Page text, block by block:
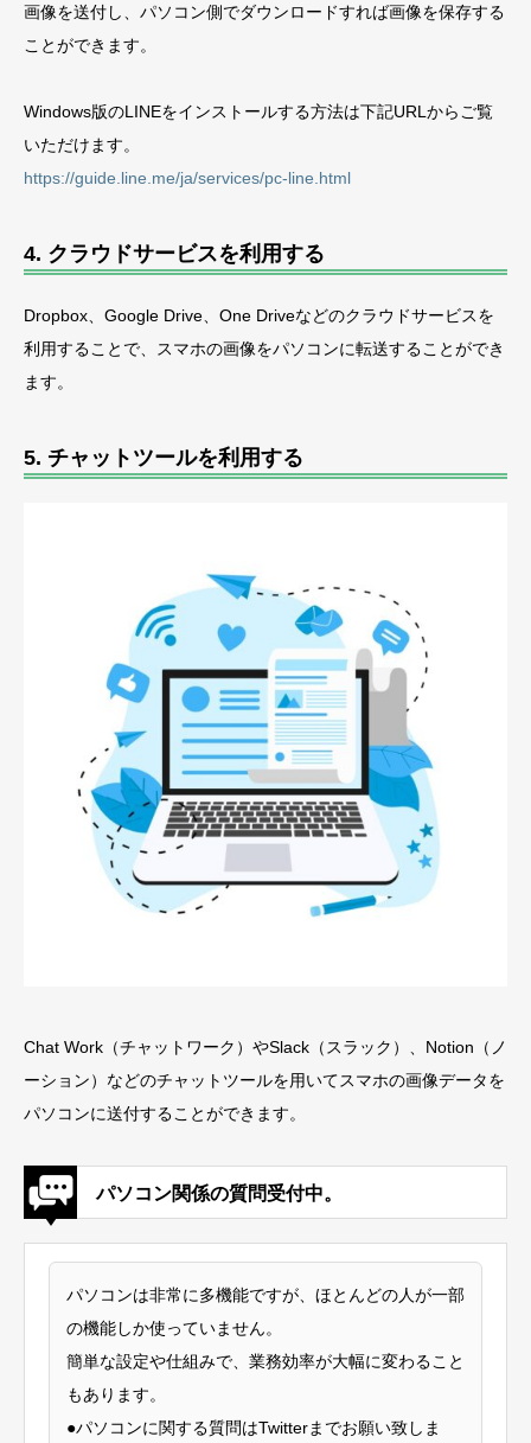
画像を送付し、パソコン側でダウンロードすれば画像を保存する
ことができます。
Windows版のLINEをインストールする方法は下記URLからご覧
いただけます。
https://guide.line.me/ja/services/pc-line.html
4. クラウドサービスを利用する
Dropbox、Google Drive、One Driveなどのクラウドサービスを
利用することで、スマホの画像をパソコンに転送することができ
ます。
5. チャットツールを利用する
Chat Work（チャットワーク）やSlack（スラック）、Notion（ノ
ーション）などのチャットツールを用いてスマホの画像データを
パソコンに送付することができます。
パソコン関係の質問受付中。
パソコンは非常に多機能ですが、ほとんどの人が一部
の機能しか使っていません。
簡単な設定や仕組みで、業務効率が大幅に変わること
もあります。
●パソコンに関する質問はTwitterまでお願い致しま